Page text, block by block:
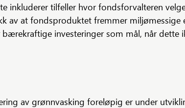
inkluderer tilfeller hvor fondsforvalteren
av at fondsproduktet fremmer miljømessige
bærekraftige investeringer som mål, når dette
av grønnvasking foreløpig er under